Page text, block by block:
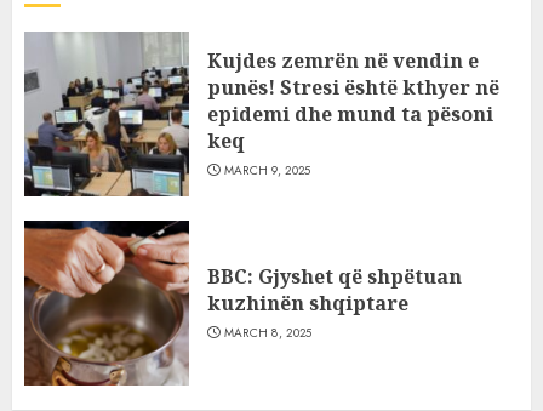
Kujdes zemrën në vendin e
punës! Stresi është kthyer në
epidemi dhe mund ta pësoni
keq
MARCH 9, 2025
BBC: Gjyshet që shpëtuan
kuzhinën shqiptare
MARCH 8, 2025